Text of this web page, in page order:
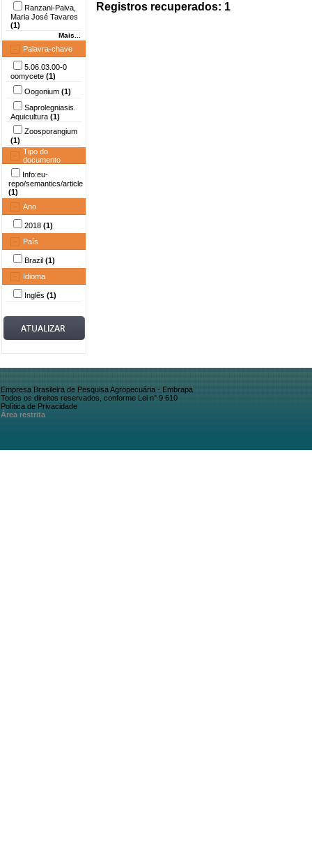
Ranzani-Paiva,
Maria José Tavares
(1)
Mais...
Palavra-chave
5.06.03.00-0
oomycete (1)
Oogonium (1)
Saprolegniasis.
Aquicultura (1)
Zoosporangium
(1)
Tipo do
documento
Info:eu-
repo/semantics/article
(1)
Ano
2018 (1)
País
Brazil (1)
Idioma
Inglês (1)
Registros recuperados: 1
Empresa Brasileira de Pesquisa Agropecuária - Embrapa
Todos os direitos reservados, conforme Lei n° 9.610
Política de Privacidade
Área restrita